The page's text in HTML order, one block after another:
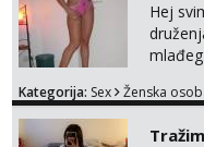
Hej
Kategorija: Sex Ženska